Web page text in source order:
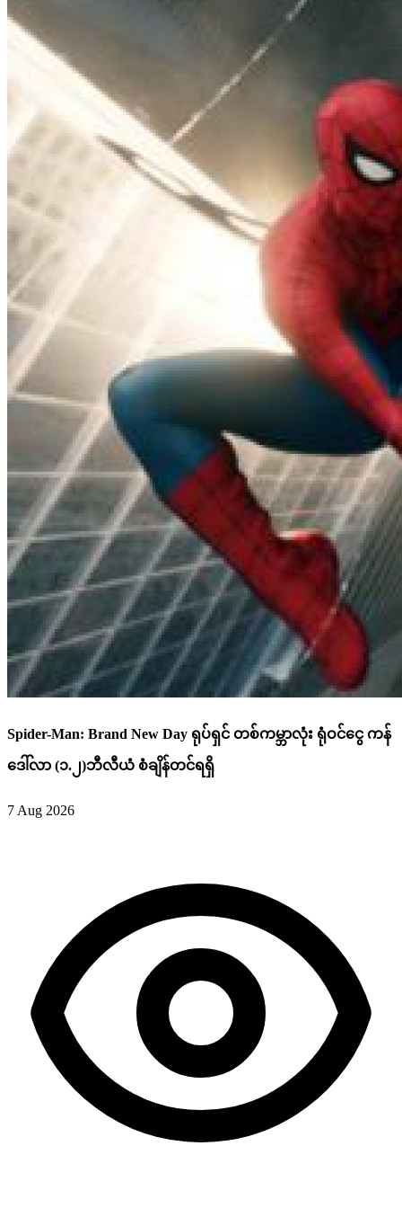
Spider-Man: Brand New Day ရုပ်ရှင် တစ်ကမ္ဘာလုံး ရုံဝင်ငွေ ကန်
ဒေါ်လာ (၁.၂)ဘီလီယံ စံချိန်တင်ရရှိ
7 Aug 2026